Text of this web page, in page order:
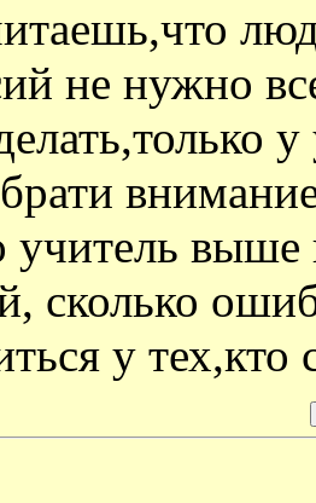
не нужно
учитель выше
сколько
у тех,кто